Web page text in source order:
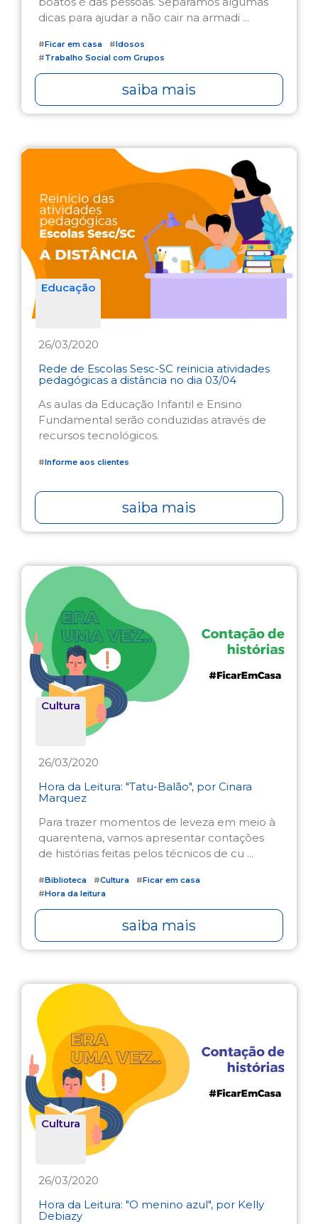
dicas para ajudar a não cair na armadi ...
#Ficar em casa #Idosos
#Trabalho Social com Grupos
saiba mais
Educação
26/03/2020
Rede de Escolas Sesc-SC reinicia atividades
pedagógicas a distância no dia 03/04
As aulas da Educação Infantil e Ensino
Fundamental serão conduzidas através de
recursos tecnológicos.
#Informe aos clientes
saiba mais
Cultura
26/03/2020
Hora da Leitura: "Tatu-Balão", por Cinara
Marquez
Para trazer momentos de leveza em meio à
quarentena, vamos apresentar contações
de histórias feitas pelos técnicos de cu ...
#Biblioteca #Cultura #Ficar em casa
#Hora da leitura
saiba mais
Cultura
26/03/2020
Hora da Leitura: "O menino azul", por Kelly
Debiazy